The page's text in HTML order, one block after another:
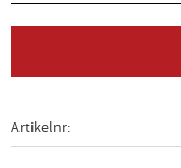
Artikelnr